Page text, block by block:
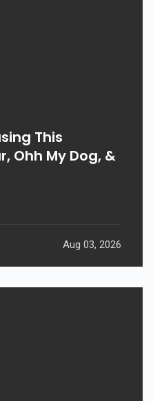
This
Ohh My Dog, &
Aug 03, 2026